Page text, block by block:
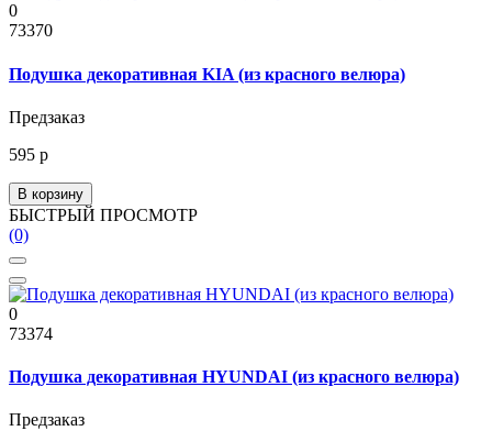
0
73370
Подушка декоративная KIA (из красного велюра)
Предзаказ
595 р
В корзину
БЫСТРЫЙ ПРОСМОТР
(0)
0
73374
Подушка декоративная HYUNDAI (из красного велюра)
Предзаказ